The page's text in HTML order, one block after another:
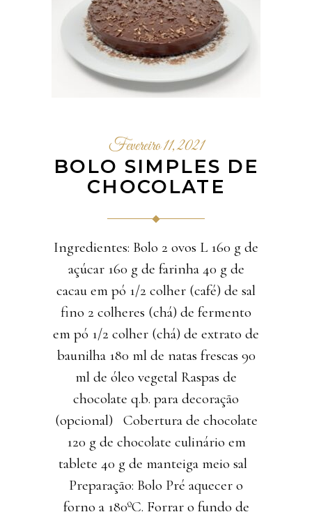
Fevereiro 11, 2021
BOLO SIMPLES DE
CHOCOLATE
Ingredientes: Bolo 2 ovos L 160 g de
açúcar 160 g de farinha 40 g de
cacau em pó 1/2 colher (café) de sal
fino 2 colheres (chá) de fermento
em pó 1/2 colher (chá) de extrato de
baunilha 180 ml de natas frescas 90
ml de óleo vegetal Raspas de
chocolate q.b. para decoração
(opcional) Cobertura de chocolate
120 g de chocolate culinário em
tablete 40 g de manteiga meio sal
Preparação: Bolo Pré aquecer o
forno a 180ºC. Forrar o fundo de